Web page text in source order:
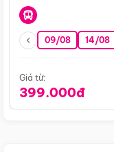
09/08 14/08
Giá từ:
399.000đ